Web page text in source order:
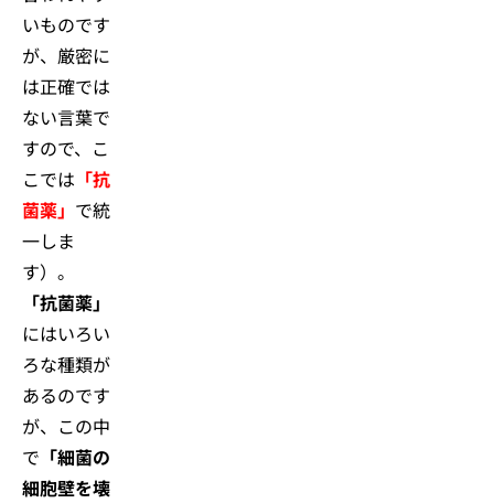
いものです
が、厳密に
は正確では
ない言葉で
すので、こ
こでは 「抗
菌薬」 で統
一しま
す）。
「抗菌薬」
にはいろい
ろな種類が
あるのです
が、この中
で 「細菌の
細胞壁を壊